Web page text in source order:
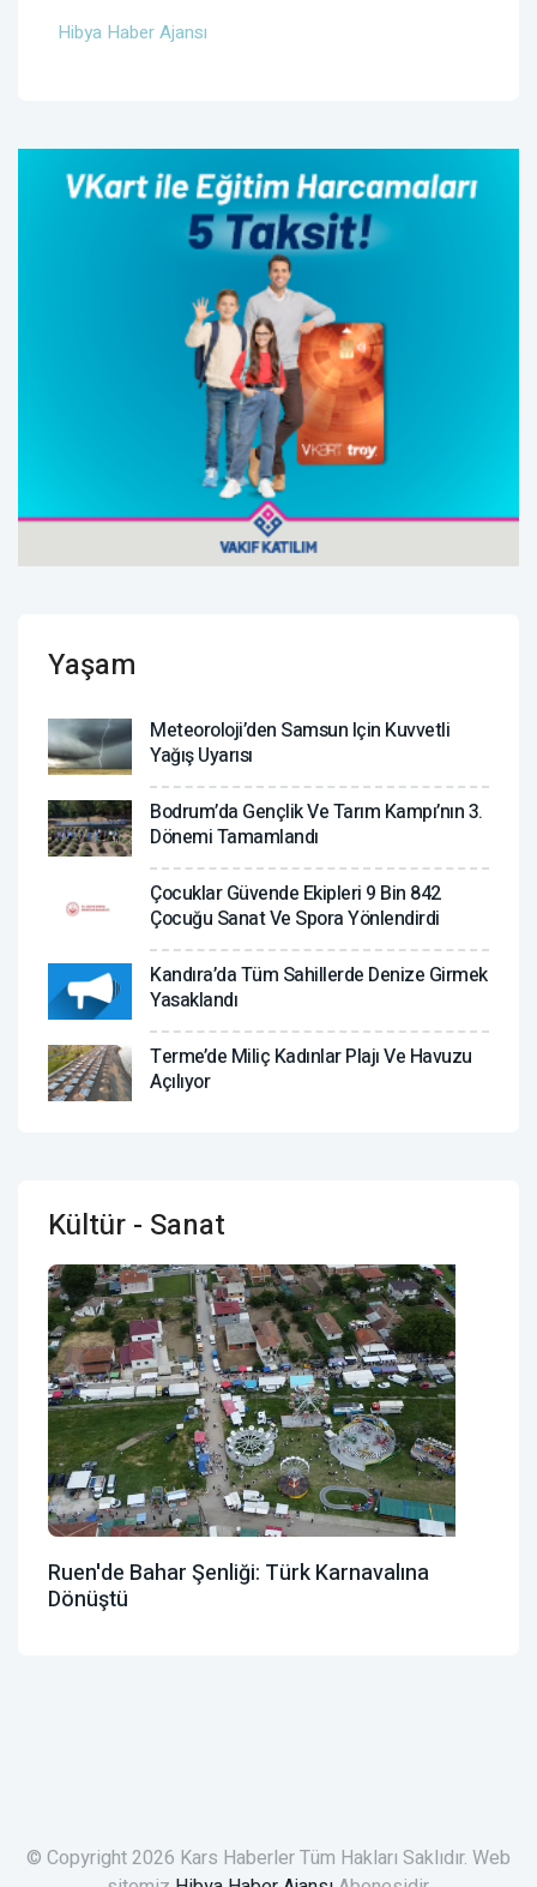
Hibya Haber Ajansı
Yaşam
Meteoroloji’den Samsun Için Kuvvetli
Yağış Uyarısı
Bodrum’da Gençlik Ve Tarım Kampı’nın 3.
Dönemi Tamamlandı
Çocuklar Güvende Ekipleri 9 Bin 842
Çocuğu Sanat Ve Spora Yönlendirdi
Kandıra’da Tüm Sahillerde Denize Girmek
Yasaklandı
Terme’de Miliç Kadınlar Plajı Ve Havuzu
Açılıyor
Kültür - Sanat
Ruen'de Bahar Şenliği: Türk Karnavalına
Dönüştü
© Copyright 2026 Kars Haberler Tüm Hakları Saklıdır. Web